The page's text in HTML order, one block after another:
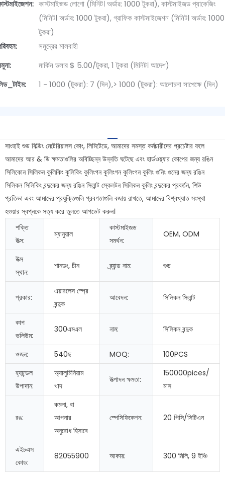
কাস্টমাইজড লোগো (মিনিট। অর্ডার: 1000 টুকরা), কাস্টমাইজড প্যাকেজিং
(মিনিট। অর্ডার: 1000 টুকরা), গ্রাফিক কাস্টমাইজেশন (মিনিট। অর্ডার: 1000
টুকরা)
সমুদ্রের মালবাহী
মার্কিন ডলার $ 5.00/টুকরা, 1 টুকরা (মিনিট। আদেশ)
1 - 1000 (টুকরা): 7 (দিন),> 1000 (টুকরা): আলোচনা সাপেক্ষে (দিন)
সাংহাই শুড বিল্ডিং মেটেরিয়ালস কোং, লিমিটেডে, আমাদের সমস্ত কর্মচারীদের প্রচেষ্টার ফলে
আমাদের আর & ডি ক্ষমতাগুলির অবিচ্ছিন্ন উন্নতি ঘটেছে এবং হার্ডওয়্যার কোপের জন্য রঙিন
সিলিকোন সিলিকন কুলিকিং কুলিকিং কুলিংগন কুলিংগন কুলিংগন কুলিং গুনিং গুনের জন্য রঙিন
সিলিকন সিলিকিং বন্দুকের জন্য রঙিন সিলান্ট স্কেলটন সিলিকন কুলিং বন্দুকের প্রবর্তন, শিউ
প্রতিভা এবং আমাদের প্রযুক্তিগুলি প্রবণতাগুলি বজায় রাখতে, আমাদের বিশ্বখ্যাত সংস্থা
হওয়ার স্বপ্নকে সত্য করে তুলতে আপডেট করুন।
শক্তি
উত্স:
ম্যানুয়াল
কাস্টমাইজড
সমর্থন:
OEM, ODM
উত্স
স্থান:
শানডং, চীন ব্র্যান্ড নাম: শুড
প্রকার:
এয়ারলেস স্প্রে
বন্দুক
আবেদন: সিলিকন সিলান্ট
কাপ
ভলিউম:
300এমএল নাম: সিলিকন বন্দুক
ওজন: 540ছ MOQ:
100PCS
হ্যান্ডেল
উপাদান:
অ্যালুমিনিয়াম
খাদ
উত্পাদন ক্ষমতা:
150000pices/
মাস
রঙ:
কমলা, বা
আপনার
অনুরোধ হিসাবে
স্পেসিফিকেশন: 20 পিসি/সিটিএন
এইচএস
কোড:
82055900 আকার: 300 মিলি, 9 ইঞ্চি